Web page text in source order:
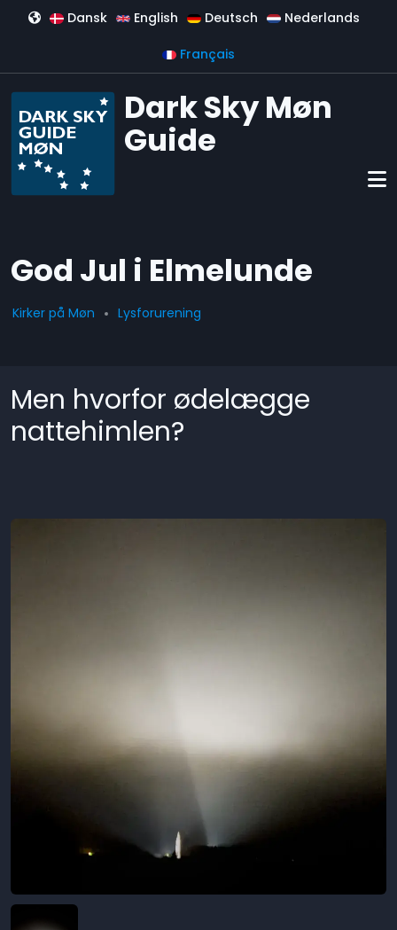
Aller au contenu principal
Dansk English Deutsch Nederlands
Français
Dark Sky Møn
Guide
God Jul i Elmelunde
Kirker på Møn Lysforurening
Men hvorfor ødelægge
nattehimlen?